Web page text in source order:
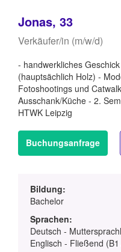
Jonas, 33
Verkäufer/in (m/w/d)
- handwerkliches
(hauptsächlich Holz) -
Fotoshootings und
Ausschank/Küche - 2.
HTWK Leipzig
Buchungsanfrage
Bildung:
Bachelor
Sprachen:
Deutsch -
Englisch - Fließend